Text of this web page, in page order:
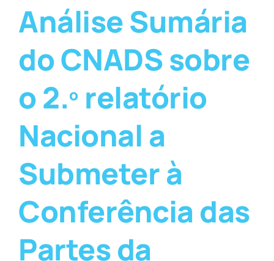
Análise Sumária
do CNADS sobre
o 2.º relatório
Nacional a
Submeter à
Conferência das
Partes da